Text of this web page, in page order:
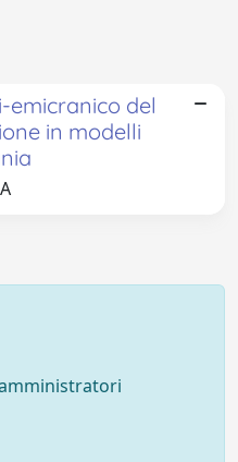
emicranico del
in modelli